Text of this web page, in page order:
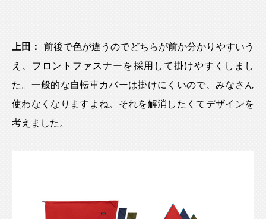
上田：
前後で色が違うのでどちらが前か分かりやすいう
え、フロントファスナーを採用して掛けやすくしまし
た。一般的な自転車カバーは掛けにくいので、みなさん
使わなくなりますよね。それを解消したくてデザインを
考えました。